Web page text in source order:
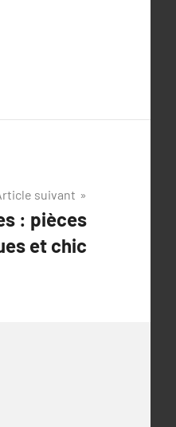
suivant
: pièces
et chic